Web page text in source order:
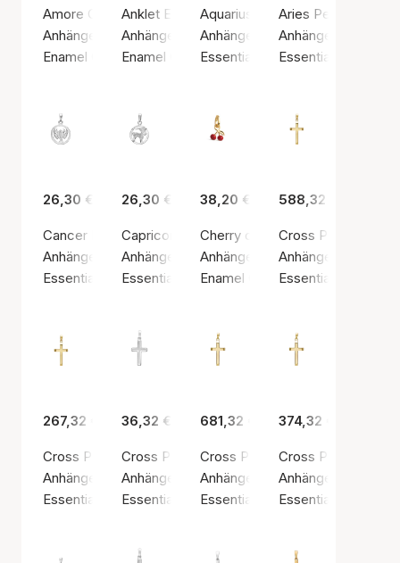
Amore Charm
Anhänger, Goldfarben / Vergoldetes Sterlingsilber 925
Enamel Copenhagen
Anklet Extender Figaro
Anhänger, Goldfarben / Vergoldetes
Enamel Copenhagen
Aquarius Pendant
Anhänger, Silberfarbe / Sterling
Essentials by Aagaard
Aries Pendant
Anhänger,
Essentials by
26,30 €
Cancer Pendant
Anhänger, Silberfarbe / Sterling Silber 925
Essentials by Aagaard
26,30 €
Capricorn Pendant
Anhänger, Silberfarbe / Sterling Silber 925
Essentials by Aagaard
38,20 €
Cherry on Top Charm
Anhänger, Goldfarben /
Enamel Copenhagen
588,32 €
Cross Pendant, 10
Anhänger,
Essentials by
267,32 €
Cross Pendant, 10 x 15 mm, 8kt
Anhänger, Goldfarben / Gold
Essentials by Aagaard
36,32 €
Cross Pendant, 11 x 15.5 mm
Anhänger, Silberfarbe / Sterling Silber 925
Essentials by Aagaard
681,32 €
Cross Pendant, 11.5 x 18 mm,
Anhänger, Goldfarben / Gold
Essentials by Aagaard
374,32 €
Cross Pendant,
Anhänger,
Essentials by